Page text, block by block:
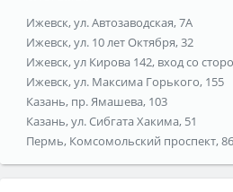
Ижевск, ул. Автозаводская, 7А
Ижевск, ул. 10 лет Октября, 32
Ижевск, ул Кирова 142, вход со
Ижевск, ул. Максима Горького, 155
Казань, пр. Ямашева, 103
Казань, ул. Сибгата Хакима, 51
Пермь, Комсомольский проспект, 86